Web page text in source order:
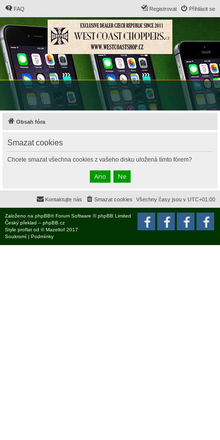
FAQ Přihlásit se
Registrovat
Obsah fóra
Smazat cookies
Chcete smazat všechna cookies z vašeho disku uložená tímto fórem?
Všechny časy jsou v UTC+01:00
Smazat cookies
Kontaktujte nás
Založeno na phpBB® Forum Software © phpBB Limited
Český překlad – phpBB.cz
Style proflat od ©Mazeltof 2017
Soukromí | Podmínky